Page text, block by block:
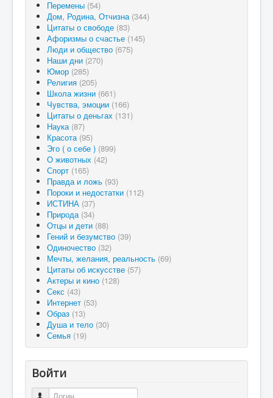
Перемены (54)
Дом, Родина, Отчизна (344)
Цитаты о свободе (83)
Афоризмы о счастье (145)
Люди и общество (675)
Наши дни (270)
Юмор (285)
Религия (205)
Школа жизни (661)
Чувства, эмоции (166)
Цитаты о деньгах (131)
Наука (87)
Красота (95)
Эго ( о себе ) (899)
О животных (42)
Спорт (165)
Правда и ложь (93)
Пороки и недостатки (112)
ИСТИНА (37)
Природа (34)
Отцы и дети (88)
Гений и безумство (39)
Одиночество (32)
Мечты, желания, реальность (69)
Цитаты об искусстве (57)
Актеры и кино (128)
Секс (43)
Интернет (53)
Образ (13)
Душа и тело (30)
Семья (19)
Войти